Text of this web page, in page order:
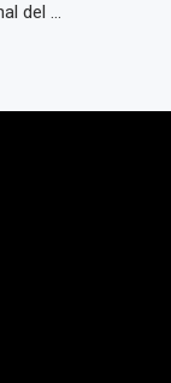
del ...